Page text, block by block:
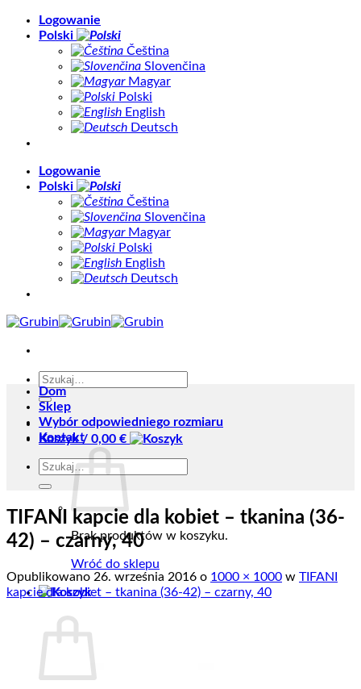
Skip
Logowanie
Polski
Čeština
Slovenčina
Magyar
Polski
English
Deutsch
Logowanie
Polski
Čeština
Slovenčina
Magyar
Polski
English
Deutsch
Szukaj:
Koszyk / 0,00 €
Brak produktów w koszyku.
Wróć do sklepu
Dom
Sklep
Wybór odpowiedniego rozmiaru
Kontakt
Szukaj:
TIFANI kapcie dla kobiet – tkanina (36-
42) – czarny, 40
Opublikowano 26. września 2016 o 1000 × 1000 w TIFANI
kapcie dla kobiet – tkanina (36-42) – czarny, 40